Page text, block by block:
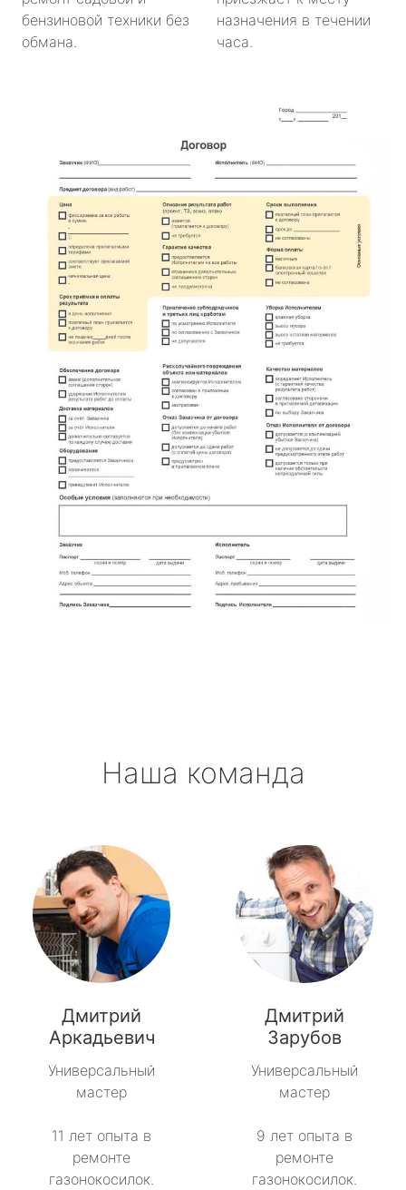
бензиновой техники без
обмана.
назначения в течении
часа.
Наша команда
Дмитрий
Аркадьевич
Универсальный
мастер
11 лет опыта в
ремонте
газонокосилок.
Дмитрий
Зарубов
Универсальный
мастер
9 лет опыта в
ремонте
газонокосилок.